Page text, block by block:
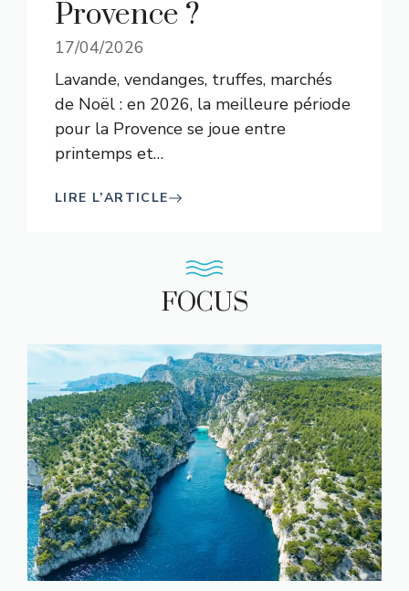
Provence ?
17/04/2026
Lavande, vendanges, truffes, marchés
de Noël : en 2026, la meilleure période
pour la Provence se joue entre
printemps et…
LIRE L’ARTICLE
FOCUS